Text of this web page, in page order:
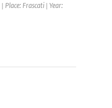
Frascati | Year: